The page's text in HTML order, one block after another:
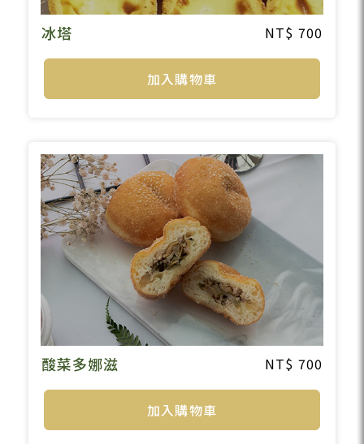
冰塔 700
加入購物車
酸菜多娜滋 700
加入購物車